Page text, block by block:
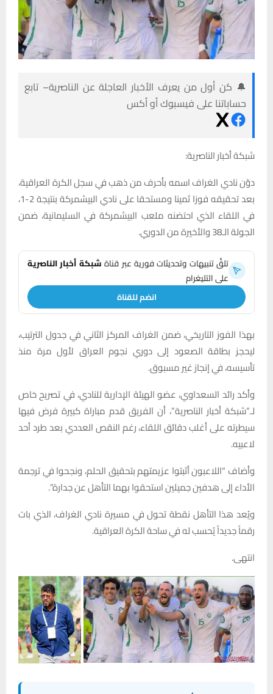
🔔 كن أول من يعرف الأخبار العاجلة عن الناصرية– تابع
حساباتنا على فيسبوك أو أكس
شبكة أخبار الناصرية:
دوّن نادي الغراف اسمه بأحرف من ذهب في سجل الكرة العراقية،
بعد تحقيقه فوزا ثمينا ومستحقا على نادي البيشمركة بنتيجة 2-1،
في اللقاء الذي احتضنه ملعب البيشمركة في السليمانية، ضمن
الجولة الـ38 والأخيرة من الدوري.
تلقَّ تنبيهات وتحديثات فورية عبر قناةشبكة أخبار الناصرية
على التليغرام
انضم للقناة
بهذا الفوز التاريخي، ضمن الغراف المركز الثاني في جدول الترتيب،
ليحجز بطاقة الصعود إلى دوري نجوم العراق لأول مرة منذ
تأسيسه، في إنجاز غير مسبوق.
وأكد رائد السعداوي، عضو الهيئة الإدارية للنادي، في تصريح خاص
لـ”شبكة أخبار الناصرية”، أن الفريق قدم مباراة كبيرة فرض فيها
سيطرته على أغلب دقائق اللقاء، رغم النقص العددي بعد طرد أحد
لاعبيه.
وأضاف “اللاعبون أثبتوا عزيمتهم بتحقيق الحلم، ونجحوا في ترجمة
الأداء إلى هدفين جميلين استحقوا بهما التأهل عن جدارة”.
ويُعد هذا التأهل نقطة تحول في مسيرة نادي الغراف، الذي بات
رقماً جديداً يُحسب له في ساحة الكرة العراقية.
انتهى.